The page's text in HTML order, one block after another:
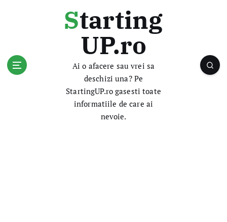
Starting
UP.ro
Ai o afacere sau vrei sa
deschizi una? Pe
StartingUP.ro gasesti toate
informatiile de care ai
nevoie.